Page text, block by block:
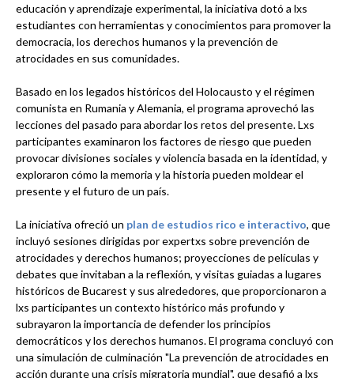
educación y aprendizaje experimental, la iniciativa dotó a lxs
estudiantes con herramientas y conocimientos para promover la
democracia, los derechos humanos y la prevención de
atrocidades en sus comunidades.
Basado en los legados históricos del Holocausto y el régimen
comunista en Rumania y Alemania, el programa aprovechó las
lecciones del pasado para abordar los retos del presente. Lxs
participantes examinaron los factores de riesgo que pueden
provocar divisiones sociales y violencia basada en la identidad, y
exploraron cómo la memoria y la historia pueden moldear el
presente y el futuro de un país.
La iniciativa ofreció un plan de estudios rico e interactivo, que
incluyó sesiones dirigidas por expertxs sobre prevención de
atrocidades y derechos humanos; proyecciones de películas y
debates que invitaban a la reflexión, y visitas guiadas a lugares
históricos de Bucarest y sus alrededores, que proporcionaron a
lxs participantes un contexto histórico más profundo y
subrayaron la importancia de defender los principios
democráticos y los derechos humanos. El programa concluyó con
una simulación de culminación "La prevención de atrocidades en
acción durante una crisis migratoria mundial", que desafió a lxs